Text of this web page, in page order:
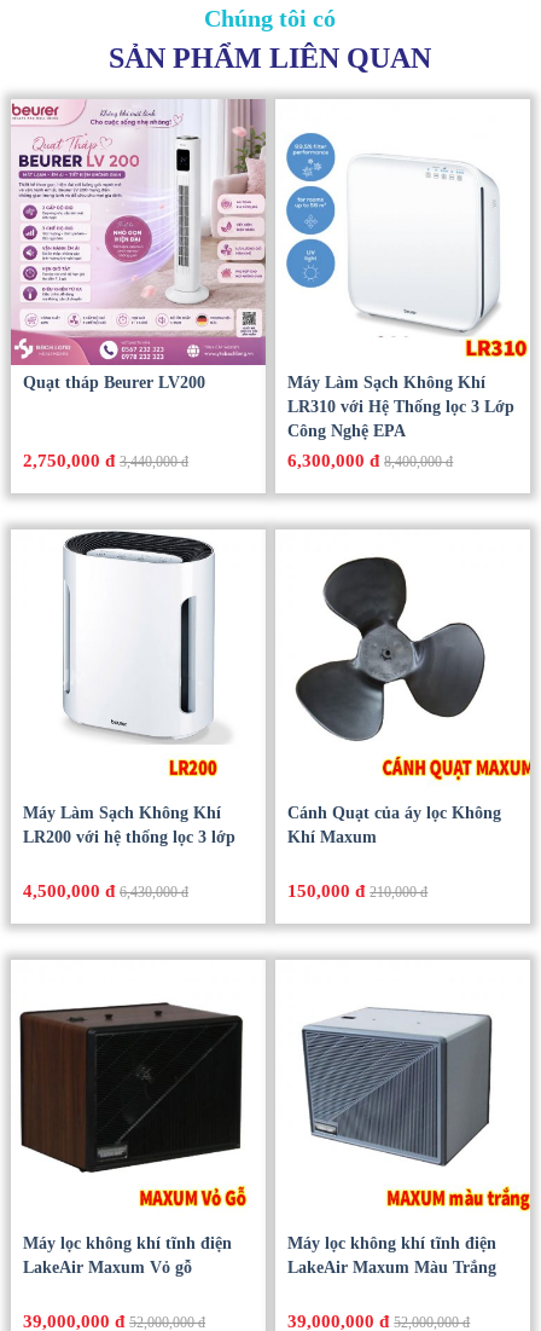
Chúng tôi có
SẢN PHẨM LIÊN QUAN
Quạt tháp Beurer LV200
2,750,000 đ 3,440,000 đ
Máy Làm Sạch Không Khí
LR310 với Hệ Thống lọc 3 Lớp
Công Nghệ EPA
6,300,000 đ 8,400,000 đ
Máy Làm Sạch Không Khí
LR200 với hệ thống lọc 3 lớp
4,500,000 đ 6,430,000 đ
Cánh Quạt của áy lọc Không
Khí Maxum
150,000 đ 210,000 đ
Máy lọc không khí tĩnh điện
LakeAir Maxum Vỏ gỗ
39,000,000 đ 52,000,000 đ
Máy lọc không khí tĩnh điện
LakeAir Maxum Màu Trắng
39,000,000 đ 52,000,000 đ